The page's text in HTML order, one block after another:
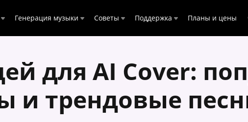
Генерация музыки Советы Поддержка Планы и цены
для AI Cover:
и трендовые